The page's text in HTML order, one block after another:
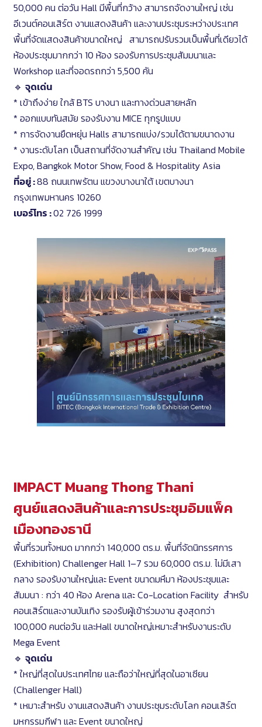
50,000 คน ต่อวัน Hall มีพื้นที่กว้าง สามารถจัดงานใหญ่ เช่น
อีเวนต์คอนเสิร์ต งานแสดงสินค้า และงานประชุมระหว่างประเทศ
พื้นที่จัดแสดงสินค้าขนาดใหญ่ สามารถปรับรวมเป็นพื้นที่เดียวได้
ห้องประชุมมากกว่า 10 ห้อง รองรับการประชุมสัมมนาและ
Workshop และที่จอดรถกว่า 5,500 คัน
🔹 จุดเด่น
* เข้าถึงง่าย ใกล้ BTS บางนา และทางด่วนสายหลัก
* ออกแบบทันสมัย รองรับงาน MICE ทุกรูปแบบ
* การจัดงานยืดหยุ่น Halls สามารถแบ่ง/รวมได้ตามขนาดงาน
* งานระดับโลก เป็นสถานที่จัดงานสำคัญ เช่น Thailand Mobile
Expo, Bangkok Motor Show, Food & Hospitality Asia
ที่อยู่ :88 ถนนเทพรัตน แขวงบางนาใต้ เขตบางนา
กรุงเทพมหานคร 10260
เบอร์โทร :02 726 1999
IMPACT Muang Thong Thani
ศูนย์แสดงสินค้าและการประชุมอิมแพ็ค
เมืองทองธานี
พื้นที่รวมทั้งหมด มากกว่า 140,000 ตร.ม. พื้นที่จัดนิทรรศการ
(Exhibition) Challenger Hall 1–7 รวม 60,000 ตร.ม. ไม่มีเสา
กลาง รองรับงานใหญ่และ Event ขนาดมหึมา ห้องประชุมและ
สัมมนา : กว่า 40 ห้อง Arena และ Co-Location Facility สำหรับ
คอนเสิร์ตและงานบันเทิง รองรับผู้เข้าร่วมงาน สูงสุดกว่า
100,000 คนต่อวัน และHall ขนาดใหญ่เหมาะสำหรับงานระดับ
Mega Event
🔹 จุดเด่น
* ใหญ่ที่สุดในประเทศไทย และถือว่าใหญ่ที่สุดในอาเซียน
(Challenger Hall)
* เหมาะสำหรับ งานแสดงสินค้า งานประชุมระดับโลก คอนเสิร์ต
มหกรรมกีฬา และ Event ขนาดใหญ่